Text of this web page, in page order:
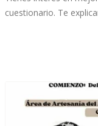
cuestionario. Te